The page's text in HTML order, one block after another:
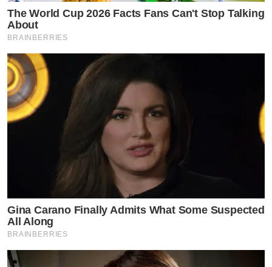
The World Cup 2026 Facts Fans Can't Stop Talking
About
BRAINBERRIES
Gina Carano Finally Admits What Some Suspected
All Along
BRAINBERRIES